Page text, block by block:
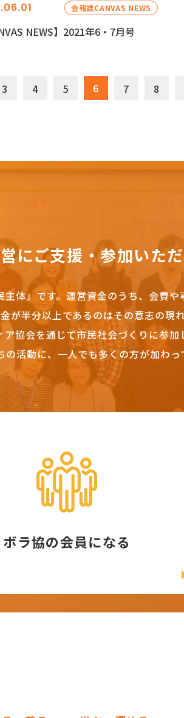
会報誌CANVAS NEWS
NEWS】2021年6・7月号
3 4 5 6 7 8
にご支援・参加いた
体」です。 運営資金のうち、会費や
が半分以上であるのはその意志の現れ
協会を通じて市民社会づくりに参加
活動に、一人でも多くの方が加わっ
ボラ協の会員になる